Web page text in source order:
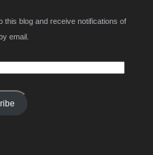
this blog and receive notifications of
email.